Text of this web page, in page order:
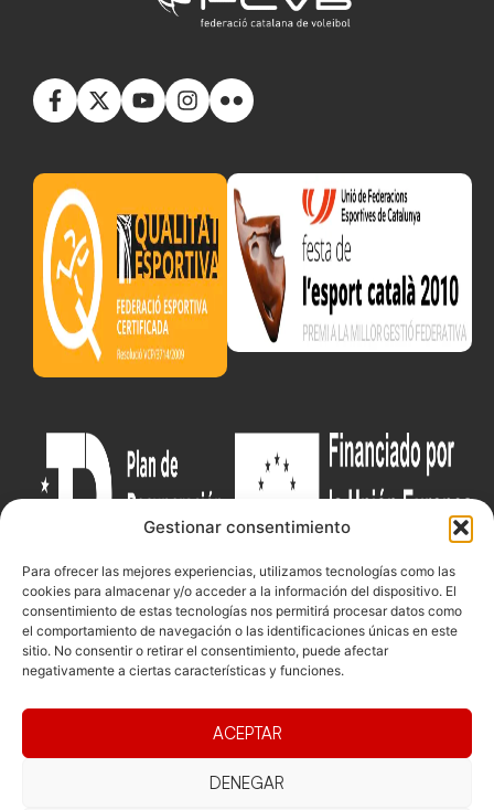
Gestionar consentimiento
Para ofrecer las mejores experiencias, utilizamos tecnologías como las
cookies para almacenar y/o acceder a la información del dispositivo. El
consentimiento de estas tecnologías nos permitirá procesar datos como
el comportamiento de navegación o las identificaciones únicas en este
sitio. No consentir o retirar el consentimiento, puede afectar
negativamente a ciertas características y funciones.
ACEPTAR
DENEGAR
Junta
Competicions
Pista
Playa
Documentacio
Transparència
Eleccions
Contacte
Jonqueres,
08003